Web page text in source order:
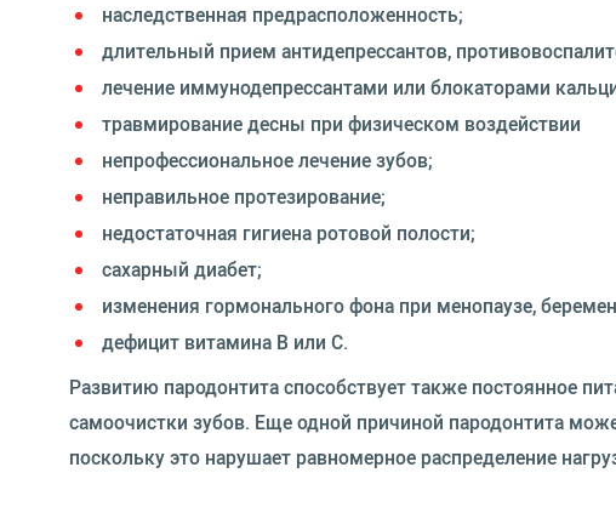
наследственная предрасположенность;
длительный прием антидепрессантов,
лечение иммунодепрессантами или блокаторами
травмирование десны при физическом воздействии
непрофессиональное лечение зубов;
неправильное протезирование;
недостаточная гигиена ротовой полости;
сахарный диабет;
изменения гормонального фона при менопаузе,
дефицит витамина B или C.
Развитию пародонтита способствует также постоянное
самоочистки зубов. Еще одной причиной пародонтита
поскольку это нарушает равномерное распределение